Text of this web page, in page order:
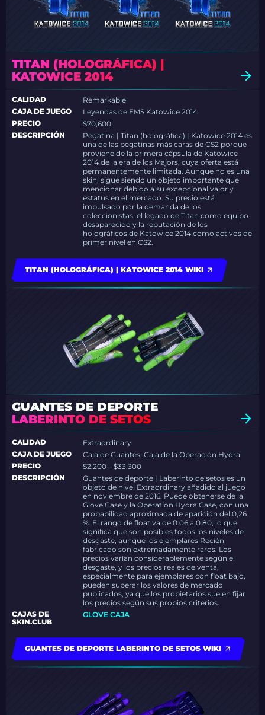
TITAN (HOLOGRÁFICA) |
KATOWICE 2014
CALIDAD
Remarkable
CAJA DE JUEGO
Leyendas de EMS Katowice 2014
PRECIO
$70,600
DESCRIPCIÓN
Pegatina | Titan (holográfica) | Katowice 2014 es
una de las pegatinas más caras de CS2 porque
proviene de la primera cápsula de Katowice
2014 de la era de los Majors, cuya oferta está
permanentemente limitada. Aunque no es una
skin, sigue siendo un objeto importante que
mencionar debido a su excepcional valor y
estatus en el mercado. Su precio está
impulsado por la demanda de los
coleccionistas, el legado de Titan como equipo
desaparecido y la reputación de los
holográficos de Katowice 2014 como activos de
primer nivel en CS2.
TITAN (HOLOGRÁFICA) | KATOWICE 2014 WIKI
GUANTES DE DEPORTE
LABERINTO DE SETOS
CALIDAD
Extraordinary
CAJA DE JUEGO
Caja de Guantes, Caja de la Operación Hydra
PRECIO
$2,200 – $33,300
DESCRIPCIÓN
Guantes de deporte | Laberinto de setos es un
objeto de nivel Extraordinary añadido al juego
en noviembre de 2016. Puede obtenerse de la
Glove Case y la Operation Hydra Case, con una
probabilidad aproximada de aparición del 0,26
%. El rango de float va de 0.06 a 0.80, lo que
significa que son posibles todos los niveles de
desgaste, aunque los ejemplares Recién
fabricado son extremadamente raros. Los
precios varían considerablemente según el
desgaste, y los precios reales de venta,
especialmente para ejemplares con float bajo,
pueden superar los valores de mercado
publicados, ya que los propietarios suelen fijar
los precios según sus propios criterios.
CAJAS DE
SKIN.CLUB
GLOVE CAJA
GUANTES DE DEPORTE LABERINTO DE SETOS WIKI